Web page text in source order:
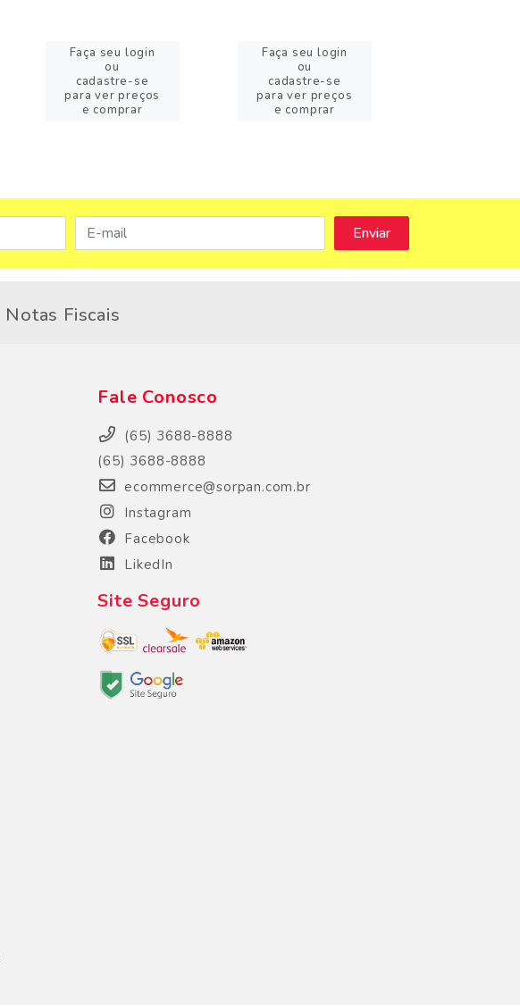
Faça seu login
ou
cadastre-se
para ver preços
e comprar
Faça seu login
ou
cadastre-se
para ver preços
e comprar
Notas Fiscais
Fale Conosco
(65) 3688-8888
(65) 3688-8888
ecommerce@sorpan.com.br
Instagram
Facebook
LikedIn
Site Seguro